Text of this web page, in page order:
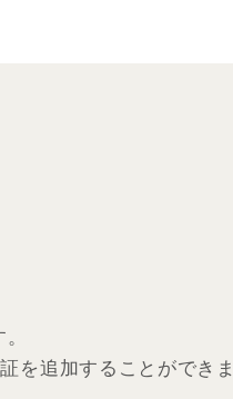
を追加することができま